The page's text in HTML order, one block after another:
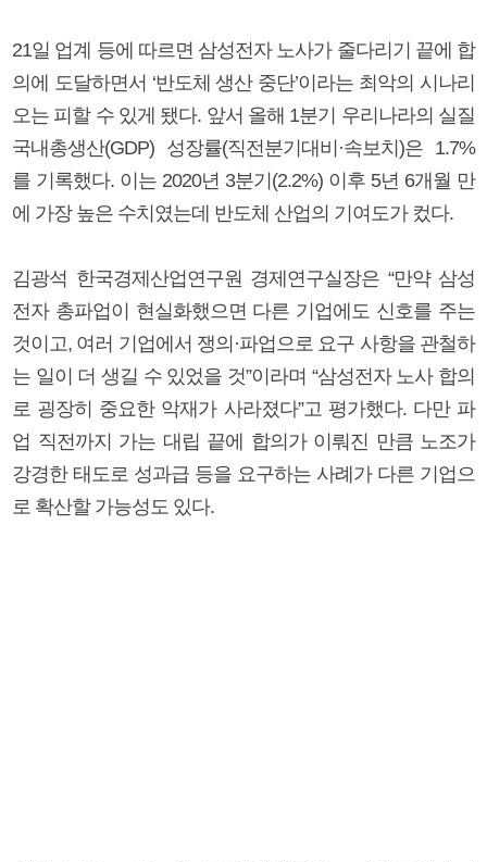
21일 업계 등에 따르면 삼성전자 노사가 줄다리기 끝에 합
의에 도달하면서 ‘반도체 생산 중단’이라는 최악의 시나리
오는 피할 수 있게 됐다. 앞서 올해 1분기 우리나라의 실질
국내총생산(GDP) 성장률(직전분기대비·속보치)은 1.7%
를 기록했다. 이는 2020년 3분기(2.2%) 이후 5년 6개월 만
에 가장 높은 수치였는데 반도체 산업의 기여도가 컸다.
김광석 한국경제산업연구원 경제연구실장은 “만약 삼성
전자 총파업이 현실화했으면 다른 기업에도 신호를 주는
것이고, 여러 기업에서 쟁의·파업으로 요구 사항을 관철하
는 일이 더 생길 수 있었을 것”이라며 “삼성전자 노사 합의
로 굉장히 중요한 악재가 사라졌다”고 평가했다. 다만 파
업 직전까지 가는 대립 끝에 합의가 이뤄진 만큼 노조가
강경한 태도로 성과급 등을 요구하는 사례가 다른 기업으
로 확산할 가능성도 있다.